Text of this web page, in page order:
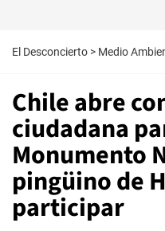
El Desconcierto > Medio
Chile abre
ciudadana
Monumento
pingüino de
participar